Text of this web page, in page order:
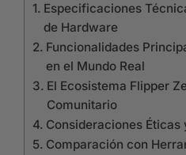
Especificaciones
de Hardware
Funcionalidades
en el Mundo Real
El Ecosistema Flipper
Comunitario
Consideraciones Éticas
Comparación con